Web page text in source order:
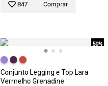
847 Comprar
50%
Conjunto Legging e Top Lara
Vermelho Grenadine